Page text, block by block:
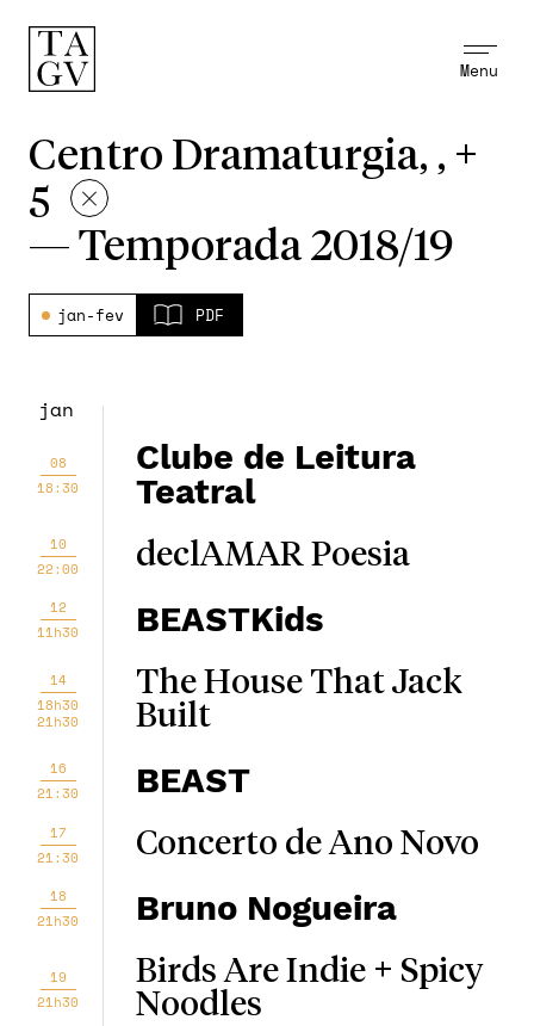
Menu
Centro Dramaturgia, , +
5
— Temporada 2018/19
jan-fev PDF
jan
08
18:30
Clube de Leitura
Teatral
10
22:00
declAMAR Poesia
12
11h30
BEASTKids
14
18h30
21h30
The House That Jack
Built
16
21:30
BEAST
17
21:30
Concerto de Ano Novo
18
21h30
Bruno Nogueira
19
21h30
Birds Are Indie + Spicy
Noodles